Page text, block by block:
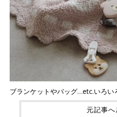
ブランケットやバッグ…etc.いろい
元記事へ